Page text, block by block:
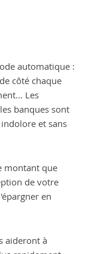
automatique :
côté chaque
Les
banques sont
et sans
montant que
de votre
en
aideront à